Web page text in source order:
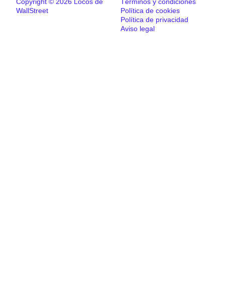
WallStreet
Política de cookies
Política de privacidad
Aviso legal